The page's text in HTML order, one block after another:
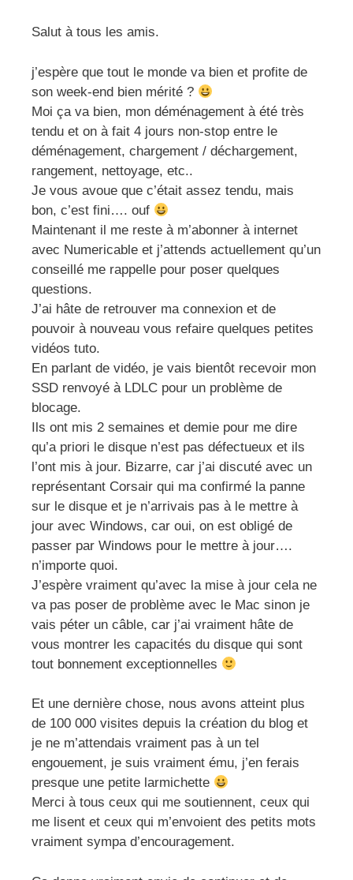
Salut à tous les amis.
j’espère que tout le monde va bien et profite de
son week-end bien mérité ?
Moi ça va bien, mon déménagement à été très
tendu et on à fait 4 jours non-stop entre le
déménagement, chargement / déchargement,
rangement, nettoyage, etc..
Je vous avoue que c’était assez tendu, mais
bon, c’est fini…. ouf
Maintenant il me reste à m’abonner à internet
avec Numericable et j’attends actuellement qu’un
conseillé me rappelle pour poser quelques
questions.
J’ai hâte de retrouver ma connexion et de
pouvoir à nouveau vous refaire quelques petites
vidéos tuto.
En parlant de vidéo, je vais bientôt recevoir mon
SSD renvoyé à LDLC pour un problème de
blocage.
Ils ont mis 2 semaines et demie pour me dire
qu’a priori le disque n’est pas défectueux et ils
l’ont mis à jour. Bizarre, car j’ai discuté avec un
représentant Corsair qui ma confirmé la panne
sur le disque et je n’arrivais pas à le mettre à
jour avec Windows, car oui, on est obligé de
passer par Windows pour le mettre à jour….
n’importe quoi.
J’espère vraiment qu’avec la mise à jour cela ne
va pas poser de problème avec le Mac sinon je
vais péter un câble, car j’ai vraiment hâte de
vous montrer les capacités du disque qui sont
tout bonnement exceptionnelles
Et une dernière chose, nous avons atteint plus
de 100 000 visites depuis la création du blog et
je ne m’attendais vraiment pas à un tel
engouement, je suis vraiment ému, j’en ferais
presque une petite larmichette
Merci à tous ceux qui me soutiennent, ceux qui
me lisent et ceux qui m’envoient des petits mots
vraiment sympa d’encouragement.